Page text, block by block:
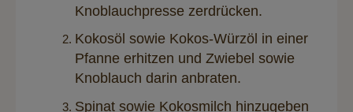
Knoblauchpresse zerdrücken.
Kokosöl sowie Kokos-Würzöl in einer
Pfanne erhitzen und Zwiebel sowie
Knoblauch darin anbraten.
Spinat sowie Kokosmilch hinzugeben